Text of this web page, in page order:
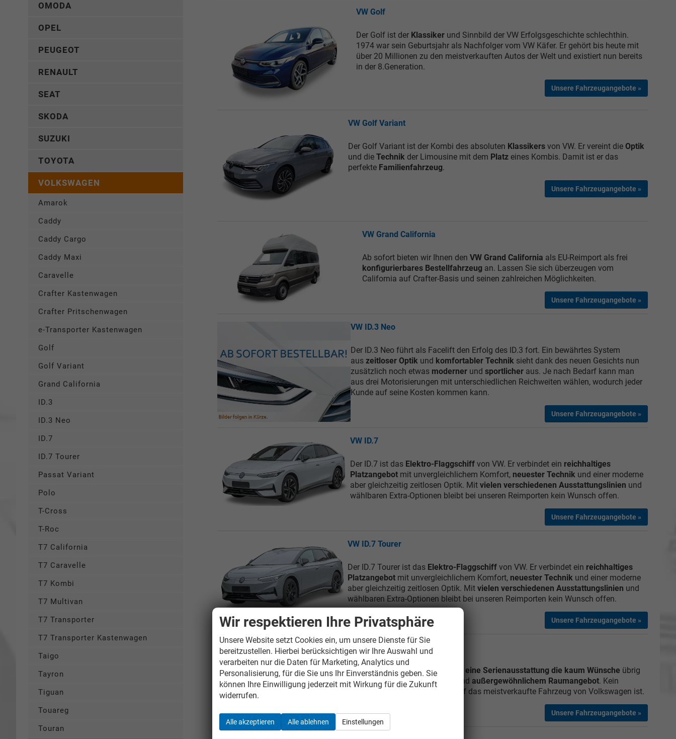
VW Golf
Der Golf ist der Klassikerund Sinnbild der VW Erfolgsgeschichte schlechthin.
1974 war sein Geburtsjahr als Nachfolger vom VW Käfer. Er gehört bis heute mit
über 20 Millionen zu den meistverkauften Autos der Welt und existiert nun bereits
in der 8.Generation.
Unsere Fahrzeugangebote »
VW Golf Variant
Der Golf Variant ist der Kombi des absoluten Klassikersvon VW. Er vereint die Optik
und die Technikder Limousine mit dem Platzeines Kombis. Damit ist er das
perfekte Familienfahrzeug.
Unsere Fahrzeugangebote »
VW Grand California
Ab sofort bieten wir Ihnen den VW Grand California als EU-Reimport als frei
konfigurierbares Bestellfahrzeug an. Lassen Sie sich überzeugen vom
California auf Crafter-Basis und seinen zahlreichen Möglichkeiten.
Unsere Fahrzeugangebote »
VW ID.3 Neo
Der ID.3 Neo führt als Facelift den Erfolg des ID.3 fort. Ein bewährtes System
aus zeitloser Optikund komfortabler Techniksieht dank des neuen Gesichts nun
zusätzlich noch etwas moderner und sportlicher aus. Je nach Bedarf kann man
aus drei Motorisierungen mit unterschiedlichen Reichweiten wählen, wodurch jeder
Kunde auf seine Kosten kommen kann.
Unsere Fahrzeugangebote »
VW ID.7
Der ID.7 ist das Elektro-Flaggschiffvon VW. Er verbindet ein reichhaltiges
Platzangebotmit unvergleichlichem Komfort, neuester Technikund einer moderne
aber gleichzeitig zeitlosen Optik. Mit vielen verschiedenen Ausstattungslinien und
wählbaren Extra-Optionen bleibt bei unseren Reimporten kein Wunsch offen.
Unsere Fahrzeugangebote »
VW ID.7 Tourer
Der ID.7 Tourer ist das Elektro-Flaggschiffvon VW. Er verbindet ein reichhaltiges
Platzangebotmit unvergleichlichem Komfort, neuester Technikund einer moderne
aber gleichzeitig zeitlosen Optik. Mit vielen verschiedenen Ausstattungslinien und
wählbaren Extra-Optionen bleibt bei unseren Reimporten kein Wunsch offen.
Unsere Fahrzeugangebote »
VW Passat Variant
Der neue Passat Variant bietet eine Serienausstattung die kaum Wünsche übrig
lässt mitelegantem Design und außergewöhnlichem Raumangebot. Kein
Wunder, dass er nach dem Golf das meistverkaufte Fahrzeug von Volkswagen ist.
Unsere Fahrzeugangebote »
OMODA
OPEL
PEUGEOT
RENAULT
SEAT
SKODA
SUZUKI
TOYOTA
VOLKSWAGEN
Amarok
Caddy
Caddy Cargo
Caddy Maxi
Caravelle
Crafter Kastenwagen
Crafter Pritschenwagen
e-Transporter Kastenwagen
Golf
Golf Variant
Grand California
ID.3
ID.3 Neo
ID.7
ID.7 Tourer
Passat Variant
Polo
T-Cross
T-Roc
T7 California
T7 Caravelle
T7 Kombi
T7 Multivan
T7 Transporter
T7 Transporter Kastenwagen
Taigo
Tayron
Tiguan
Touareg
Touran
Wir respektieren Ihre Privatsphäre
Unsere Website setzt Cookies ein, um unsere Dienste für Sie
bereitzustellen. Hierbei berücksichtigen wir Ihre Auswahl und
verarbeiten nur die Daten für Marketing, Analytics und
Personalisierung, für die Sie uns Ihr Einverständnis geben. Sie
können Ihre Einwilligung jederzeit mit Wirkung für die Zukunft
widerrufen.
Alle akzeptieren Alle ablehnen Einstellungen